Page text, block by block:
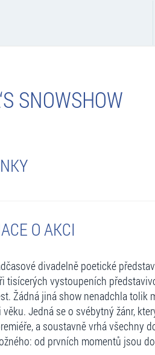
SNOWSHOW
O AKCI
divadelně poetické
tisícerých vystoupeních
Žádná jiná show nenadchla tolik
Jedná se o svébytný žánr,
a soustavně vrhá všechny
od prvních momentů jsou